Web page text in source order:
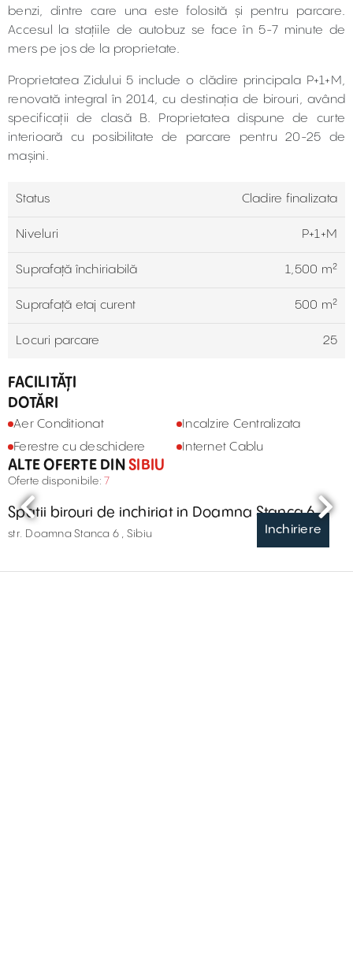
benzi, dintre care una este folosită și pentru parcare.
Accesul la stațiile de autobuz se face în 5-7 minute de
mers pe jos de la proprietate.
Proprietatea Zidului 5 include o clădire principala P+1+M,
renovată integral în 2014, cu destinația de birouri, având
specificații de clasă B. Proprietatea dispune de curte
interioară cu posibilitate de parcare pentru 20-25 de
mașini.
Status Cladire finalizata
Niveluri P+1+M
Suprafață închiriabilă 1,500 m²
Suprafață etaj curent 500 m²
Locuri parcare 25
FACILITĂȚI
DOTĂRI
Aer Conditionat
Incalzire Centralizata
Ferestre cu deschidere
Internet Cablu
ALTE OFERTE DINSIBIU
Oferte disponibile: 7
Inchiriere
Spatii birouri de inchiriat in Doamna Stanca 6
str. Doamna Stanca 6 , Sibiu